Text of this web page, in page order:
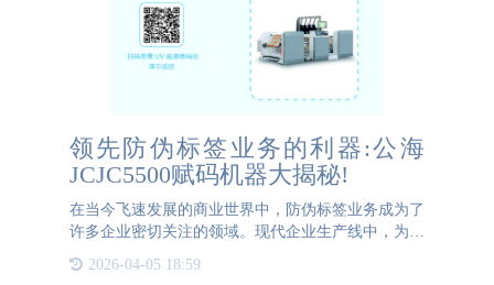
领先防伪标签业务的利器:公海
JCJC5500赋码机器大揭秘!
在当今飞速发展的商业世界中，防伪标签业务成为了
许多企业密切关注的领域。现代企业生产线中，为了
确保产品的真实性和防止伪劣产品的流入市场，选择
适合的赋码设备和赋码形式变得至关重要。企业应根
2026-04-05 18:59